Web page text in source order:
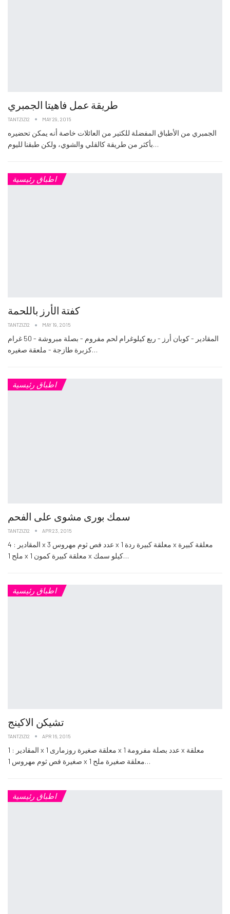
طريقة عمل فاهيتا الجمبري
TANTZIZI2 MAY 29, 2015
الجمبري من الأطباق المفضلة للكتير من العائلات خاصة أنه يمكن تحضيره
بأكثر من طريقة كالقلي والشوي، ولكن طبقنا لليوم…
اطباق رئيسية
كفتة الأرز باللحمة
TANTZIZI2 MAY 19, 2015
المقادير - كوبان أرز - ربع كيلوغرام لحم مفروم - بصلة مبروشة - 50 غرام
كزبرة طازجة - ملعقة صغيره…
اطباق رئيسية
سمك بورى مشوى على الفحم
TANTZIZI2 APR 23, 2015
المقادير : 4 x عدد فص ثوم مهروس 3 x معلقة كبيرة ردة 1 x معلقة كبيرة
ملح 1 x معلقة كبيرة كمون 1 x كيلو سمك…
اطباق رئيسية
تشيكن الاكينج
TANTZIZI2 APR 16, 2015
المقادير : 1 x معلقة صغيرة روزمارى 1 x عدد بصلة مفرومة 1 x معلقة
صغيرة فص ثوم مهروس 1 x معلقة صغيرة ملح 1…
اطباق رئيسية